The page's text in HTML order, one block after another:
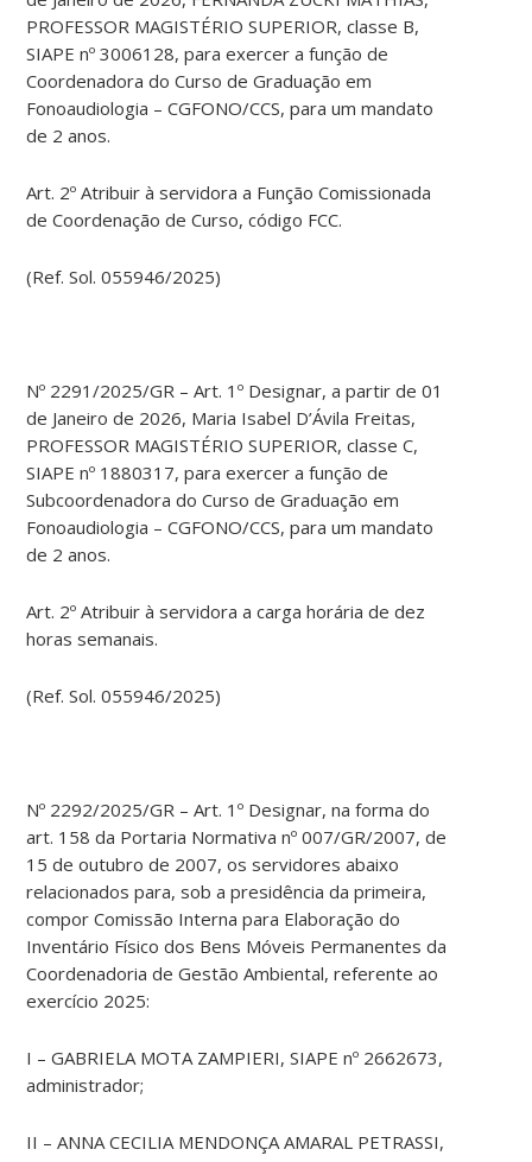
PROFESSOR MAGISTÉRIO SUPERIOR, classe B,
SIAPE nº 3006128, para exercer a função de
Coordenadora do Curso de Graduação em
Fonoaudiologia – CGFONO/CCS, para um mandato
de 2 anos.
Art. 2º Atribuir à servidora a Função Comissionada
de Coordenação de Curso, código FCC.
(Ref. Sol. 055946/2025)
Nº 2291/2025/GR – Art. 1º Designar, a partir de 01
de Janeiro de 2026, Maria Isabel D’Ávila Freitas,
PROFESSOR MAGISTÉRIO SUPERIOR, classe C,
SIAPE nº 1880317, para exercer a função de
Subcoordenadora do Curso de Graduação em
Fonoaudiologia – CGFONO/CCS, para um mandato
de 2 anos.
Art. 2º Atribuir à servidora a carga horária de dez
horas semanais.
(Ref. Sol. 055946/2025)
Nº 2292/2025/GR – Art. 1º Designar, na forma do
art. 158 da Portaria Normativa nº 007/GR/2007, de
15 de outubro de 2007, os servidores abaixo
relacionados para, sob a presidência da primeira,
compor Comissão Interna para Elaboração do
Inventário Físico dos Bens Móveis Permanentes da
Coordenadoria de Gestão Ambiental, referente ao
exercício 2025:
I – GABRIELA MOTA ZAMPIERI, SIAPE nº 2662673,
administrador;
II – ANNA CECILIA MENDONÇA AMARAL PETRASSI,